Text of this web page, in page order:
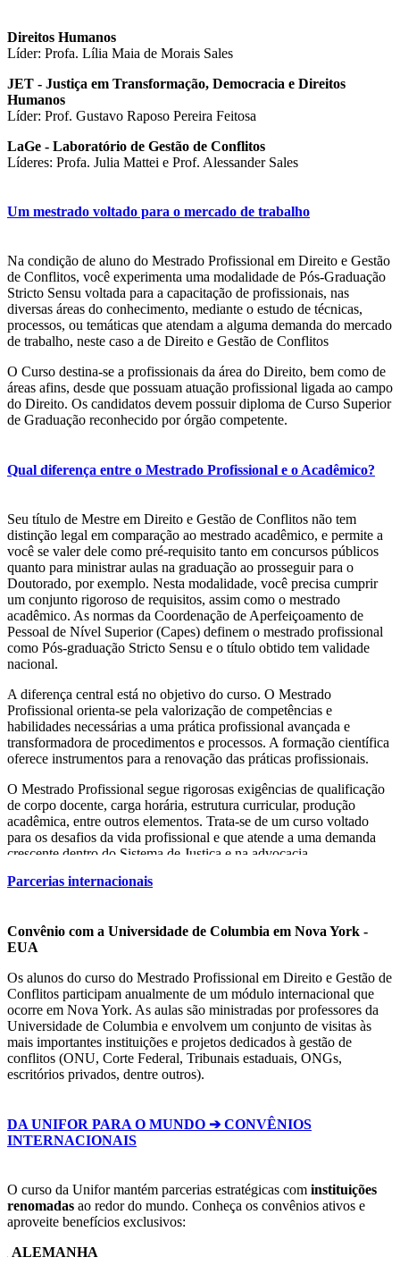
transformação mostra-se em constante descompasso com os
acontecimentos da vida. As dificuldades projetam-se da mesma
advogados, juízes e promotores.
Nesse contexto, o objetivo da presente linha de pesquisa consiste em
fortalecer e integrar estudos sobre a emergência de novos direitos e
sobre as maneiras inovadoras de compreender e gerir os conflitos
relacionados a tais fenômenos jurídicos. Relações familiares, vida
leque de dimensões cuja abordagem exige a alteração de um
paradigma simplista de aparente subsunção normativa.
No conjunto de estudos agrupados nesta linha, emergem novas
possibilidades e desafios para os profissionais do direito, que
poderão conhecer e avaliar opções aptas a acelerar e tornar mais
eficiente a proteção e garantia dos direitos. Investigação
aprofundada sobre a literatura científica nacional e estrangeira e a
avaliação cuidadosa das experiências encontradas em instituições do
setor público e privado guiam os estudos contemplados pela
presente linha de pesquisa.
Direitos Humanos
Líder: Profa. Lília Maia de Morais Sales
JET - Justiça em Transformação, Democracia e Direitos
Humanos
Líder: Prof. Gustavo Raposo Pereira Feitosa
LaGe - Laboratório de Gestão de Conflitos
Líderes: Profa. Julia Mattei e Prof. Alessander Sales
Um mestrado voltado para o mercado de trabalho
Na condição de aluno do Mestrado Profissional em Direito e Gestão
de Conflitos, você experimenta uma modalidade de Pós-Graduação
Stricto Sensu voltada para a capacitação de profissionais, nas
diversas áreas do conhecimento, mediante o estudo de técnicas,
processos, ou temáticas que atendam a alguma demanda do mercado
de trabalho, neste caso a de Direito e Gestão de Conflitos
O Curso destina-se a profissionais da área do Direito, bem como de
áreas afins, desde que possuam atuação profissional ligada ao campo
do Direito. Os candidatos devem possuir diploma de Curso Superior
de Graduação reconhecido por órgão competente.
Qual diferença entre o Mestrado Profissional e o Acadêmico?
Seu título de Mestre em Direito e Gestão de Conflitos não tem
distinção legal em comparação ao mestrado acadêmico, e permite a
você se valer dele como pré-requisito tanto em concursos públicos
quanto para ministrar aulas na graduação ao prosseguir para o
Doutorado, por exemplo. Nesta modalidade, você precisa cumprir
um conjunto rigoroso de requisitos, assim como o mestrado
acadêmico. As normas da Coordenação de Aperfeiçoamento de
Pessoal de Nível Superior (Capes) definem o mestrado profissional
como Pós-graduação Stricto Sensu e o título obtido tem validade
nacional.
A diferença central está no objetivo do curso. O Mestrado
Profissional orienta-se pela valorização de competências e
habilidades necessárias a uma prática profissional avançada e
transformadora de procedimentos e processos. A formação científica
oferece instrumentos para a renovação das práticas profissionais.
O Mestrado Profissional segue rigorosas exigências de qualificação
de corpo docente, carga horária, estrutura curricular, produção
acadêmica, entre outros elementos. Trata-se de um curso voltado
para os desafios da vida profissional e que atende a uma demanda
crescente dentro do Sistema de Justiça e na advocacia.
Parcerias internacionais
Convênio com a Universidade de Columbia em Nova York -
EUA
Os alunos do curso do Mestrado Profissional em Direito e Gestão de
Conflitos participam anualmente de um módulo internacional que
ocorre em Nova York. As aulas são ministradas por professores da
Universidade de Columbia e envolvem um conjunto de visitas às
mais importantes instituições e projetos dedicados à gestão de
conflitos (ONU, Corte Federal, Tribunais estaduais, ONGs,
escritórios privados, dentre outros).
DA UNIFOR PARA O MUNDO ➔ CONVÊNIOS
INTERNACIONAIS
O curso da Unifor mantém parcerias estratégicas com instituições
renomadas ao redor do mundo. Conheça os convênios ativos e
aproveite benefícios exclusivos:
ALEMANHA